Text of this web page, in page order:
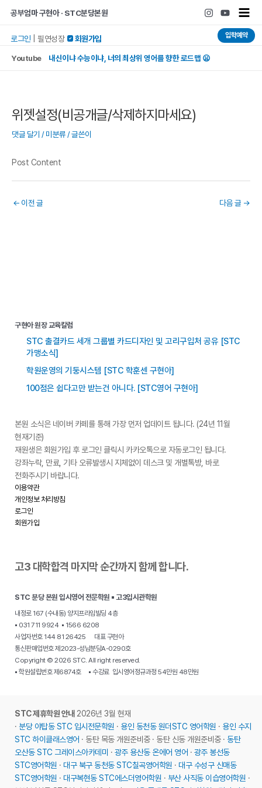
건너뛰기
공부엄마 구현아 · STC분당본원
Main
로그인 필연성장  회원가입 입학예약
Youtube 내신이냐 수능이냐, 너의 최상위 영어를 향한 로드맵 😦
위젯설정(비공개글/삭제하지마세요)
댓글 달기 /미분류/ 글쓴이
Post Content
탐색
← 이전 글 다음 글 →
구현아 원장 교육칼럼
STC 출결카드 세개 그룹별 카드디자인 및 고리구입처 공유 [STC
가맹소식]
학원운영의 기둥시스템 [STC 학훈센 구현아]
100점은 쉽다고만 받는건 아니다. [STC영어 구현아]
본원 소식은 네이버 카페를 통해 가장 먼저 업데이트 됩니다. (24년 11월
현재기준)
재원생은 회원가입 후 로그인 클릭시 카카오톡으로 자동로그인 됩니다.
강좌누락, 만료, 기타 오류발생시 지체없이 데스크 및 개별톡방, 바로
전화주시기 바랍니다.
이용약관
개인정보 처리방침
로그인
회원가입
고3 대학합격 마지막 순간까지 함께 합니다.
STC 분당 본원 입시영어 전문학원 ▪ 고3입시관학원
내정로 167 (수내동) 양지프라임빌딩 4층
▪ 031 711 9924 ▪ 1566 6208
사업자번호 144 81 26425 대표 구현아
통신판매업번호 제2023-성남분당A-0290호
Copyright © 2026 STC. All right reserved.
▪ 학원설립번호 제6874호 ▪ 수강료 입시영어정규과정 54만원 48만원
STC 제휴학원 안내 2026년 3월 현재
· 분당 야탑동 STC 입시전문학원 · 용인 동천동 원더STC 영어학원 · 용인 수지
STC 하이클래스영어 · 동탄 목동 개원준비중 · 동탄 신동 개원준비중 · 동탄
오산동 STC 그레이스아카데미 · 광주 용산동 온에어 영어 · 광주 봉선동
STC영어학원 · 대구 북구 동천동 STC칠곡영어학원 · 대구 수성구 신매동
STC영어학원 · 대구복현동 STC에스더영어학원 · 부산 사직동 이습영어학원 ·